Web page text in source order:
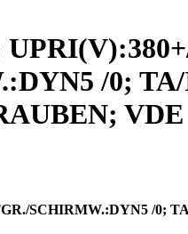
/0;
VDE
SCHIRMW.:DYN5 /0;